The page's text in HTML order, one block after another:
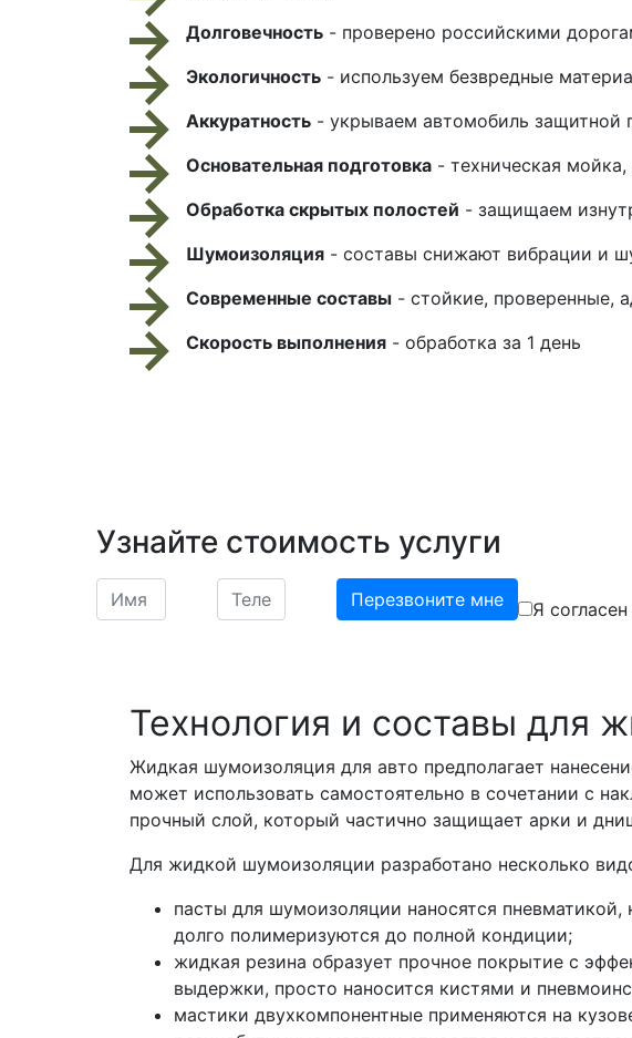
Долговечность - проверено российскими
Экологичность - используем безвредные
Аккуратность - укрываем автомобиль защитной
Основательная подготовка - техническая
Обработка скрытых полостей - защищаем
Шумоизоляция - составы снижают вибрации и
Современные составы - стойкие, проверенные,
Скорость выполнения - обработка за 1 день
Узнайте стоимость услуги
Я согласен
Технология и составы для
Жидкая шумоизоляция для авто предполагает
может использовать самостоятельно в сочетании с
прочный слой, который частично защищает арки и
Для жидкой шумоизоляции разработано несколько
пасты для шумоизоляции наносятся
долго полимеризуются до полной кондиции;
жидкая резина образует прочное покрытие с
выдержки, просто наносится кистями и
мастики двухкомпонентные применяются на